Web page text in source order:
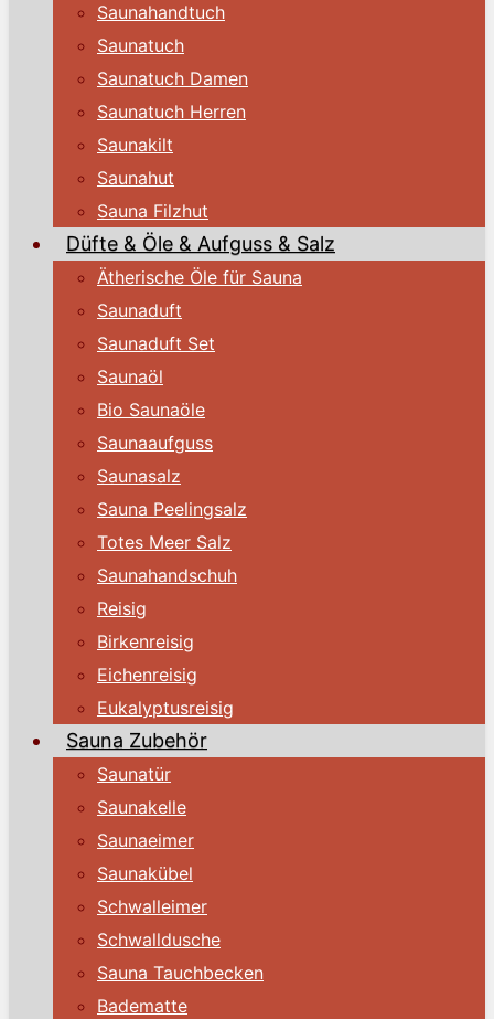
Saunahandtuch
Saunatuch
Saunatuch Damen
Saunatuch Herren
Saunakilt
Saunahut
Sauna Filzhut
Düfte & Öle & Aufguss & Salz
Ätherische Öle für Sauna
Saunaduft
Saunaduft Set
Saunaöl
Bio Saunaöle
Saunaaufguss
Saunasalz
Sauna Peelingsalz
Totes Meer Salz
Saunahandschuh
Reisig
Birkenreisig
Eichenreisig
Eukalyptusreisig
Sauna Zubehör
Saunatür
Saunakelle
Saunaeimer
Saunakübel
Schwalleimer
Schwalldusche
Sauna Tauchbecken
Badematte